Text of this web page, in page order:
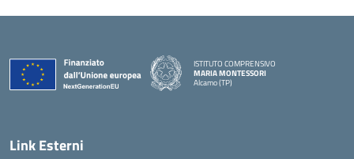
ISTITUTO COMPRENSIVO
MARIA MONTESSORI
Alcamo (TP)
Link Esterni